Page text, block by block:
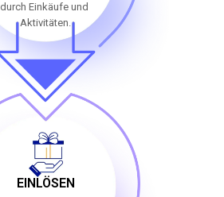
durch Einkäufe und
Aktivitäten.
EINLÖSEN